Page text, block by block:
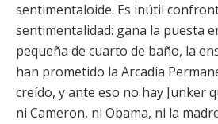
sentimentaloide. Es inútil
sentimentalidad: gana la puesta
pequeña de cuarto de baño, la
han prometido la Arcadia
creído, y ante eso no hay Junker
ni Cameron, ni Obama, ni la